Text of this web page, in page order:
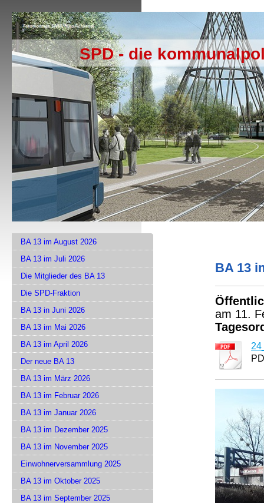
SPD - die
BA 13
am 11.
BA 13 im August 2026
BA 13 im Juli 2026
Die Mitglieder des BA 13
Die SPD-Fraktion
BA 13 in Juni 2026
BA 13 im Mai 2026
BA 13 im April 2026
Der neue BA 13
BA 13 im März 2026
BA 13 im Februar 2026
BA 13 im Januar 2026
BA 13 im Dezember 2025
BA 13 im November 2025
Einwohnerversammlung 2025
BA 13 im Oktober 2025
BA 13 im September 2025